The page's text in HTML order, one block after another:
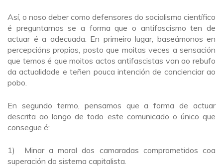
Así, o noso deber como defensores do socialismo científico
é preguntarnos se a forma que o antifascismo ten de
actuar é a adecuada. En primeiro lugar, baseámonos en
percepcións propias, posto que moitas veces a sensación
que temos é que moitos actos antifascistas van ao rebufo
da actualidade e teñen pouca intención de concienciar ao
pobo.
En segundo termo, pensamos que a forma de actuar
descrita ao longo de todo este comunicado o único que
consegue é:
1) Minar a moral dos camaradas comprometidos coa
superación do sistema capitalista.